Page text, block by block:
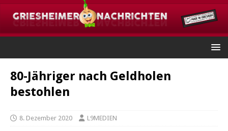
80-Jähriger nach Geldholen
bestohlen
8. Dezember 2020 L9MEDIEN